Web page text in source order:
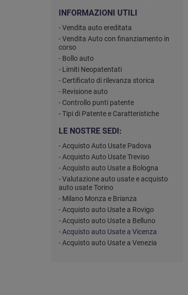
INFORMAZIONI UTILI
- Vendita auto ereditata
- Vendita Auto con finanziamento in
corso
- Bollo auto
- Limiti Neopatentati
- Certificato di rilevanza storica
- Revisione auto
- Controllo punti patente
- Tipi di Patente e Caratteristiche
LE NOSTRE SEDI:
- Acquisto Auto Usate Padova
- Acquisto Auto Usate Treviso
- Acquisto auto Usate a Bologna
- Valutazione auto usate e acquisto
auto usate Torino
- Milano Monza e Brianza
- Acquisto auto Usate a Rovigo
- Acquisto auto Usate a Belluno
- Acquisto auto Usate a Vicenza
- Acquisto auto Usate a Venezia